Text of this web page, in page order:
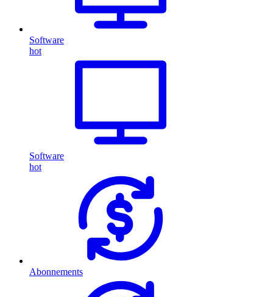
Software
hot
Software
hot
Abonnements